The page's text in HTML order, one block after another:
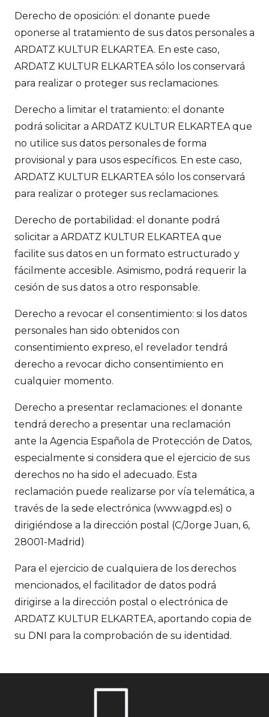
Derecho de oposición: el donante puede
oponerse al tratamiento de sus datos personales a
ARDATZ KULTUR ELKARTEA. En este caso,
ARDATZ KULTUR ELKARTEA sólo los conservará
para realizar o proteger sus reclamaciones.
Derecho a limitar el tratamiento: el donante
podrá solicitar a ARDATZ KULTUR ELKARTEA que
no utilice sus datos personales de forma
provisional y para usos específicos. En este caso,
ARDATZ KULTUR ELKARTEA sólo los conservará
para realizar o proteger sus reclamaciones.
Derecho de portabilidad: el donante podrá
solicitar a ARDATZ KULTUR ELKARTEA que
facilite sus datos en un formato estructurado y
fácilmente accesible. Asimismo, podrá requerir la
cesión de sus datos a otro responsable.
Derecho a revocar el consentimiento: si los datos
personales han sido obtenidos con
consentimiento expreso, el revelador tendrá
derecho a revocar dicho consentimiento en
cualquier momento.
Derecho a presentar reclamaciones: el donante
tendrá derecho a presentar una reclamación
ante la Agencia Española de Protección de Datos,
especialmente si considera que el ejercicio de sus
derechos no ha sido el adecuado. Esta
reclamación puede realizarse por vía telemática, a
través de la sede electrónica (www.agpd.es) o
dirigiéndose a la dirección postal (C/Jorge Juan, 6,
28001-Madrid)
Para el ejercicio de cualquiera de los derechos
mencionados, el facilitador de datos podrá
dirigirse a la dirección postal o electrónica de
ARDATZ KULTUR ELKARTEA, aportando copia de
su DNI para la comprobación de su identidad.